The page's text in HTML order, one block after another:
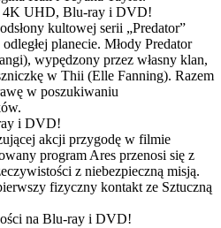
4K UHD, Blu-ray i DVD!
kultowej serii „Predator”
planecie. Młody Predator
wypędzony przez własny klan,
w Thii (Elle Fanning). Razem
w poszukiwaniu
i DVD!
akcji przygodę w filmie
program Ares przenosi się z
z niebezpieczną misją.
fizyczny kontakt ze Sztuczną
na Blu-ray i DVD!